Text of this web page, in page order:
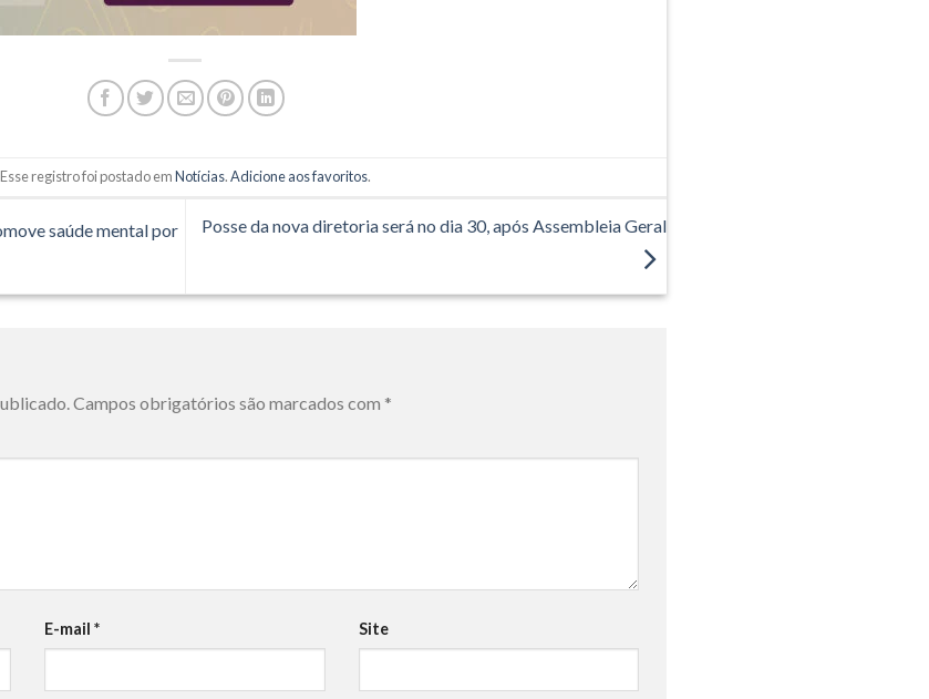
Esse registro foi postado emNotícias.Adicione aos favoritos.
saúde mental por
Posse da nova diretoria será no dia 30, após Assembleia Geral
Campos obrigatórios são marcados com *
E-mail* Site